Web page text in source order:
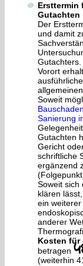
Ersttermin
Gutachten
Der
und damit
Gutachters.
Vorort
Soweit
Sanierung
Gutachten
Gericht
schriftliche
ergänzend
Soweit sich
klären
ein weiterer
anderer
Kosten für
betragen
(weiterhin